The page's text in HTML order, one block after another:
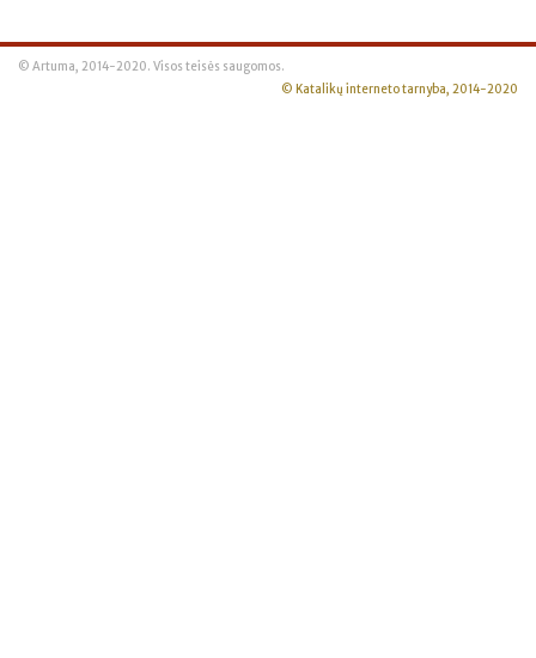
© Artuma, 2014-2020. Visos teisės saugomos.
© Katalikų interneto tarnyba, 2014-2020